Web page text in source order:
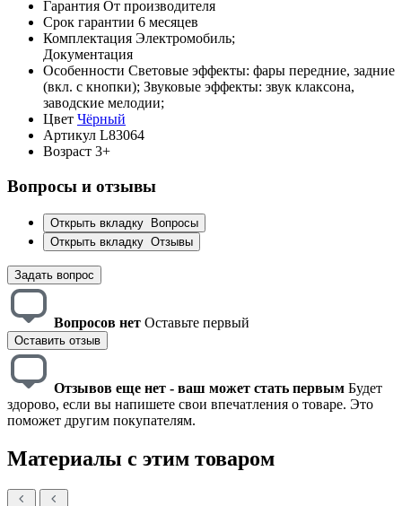
Гарантия От производителя
Срок гарантии 6 месяцев
Комплектация Электромобиль;
Документация
Особенности Световые эффекты: фары передние, задние
(вкл. с кнопки); Звуковые эффекты: звук клаксона,
заводские мелодии;
Цвет Чёрный
Артикул L83064
Возраст 3+
Вопросы и отзывы
Открыть вкладку
Вопросы
Открыть вкладку Отзывы
Задать вопрос
Вопросов нет Оставьте первый
Оставить отзыв
Отзывов еще нет - ваш может стать первым Будет
здорово, если вы напишете свои впечатления о товаре. Это
поможет другим покупателям.
Материалы с этим товаром